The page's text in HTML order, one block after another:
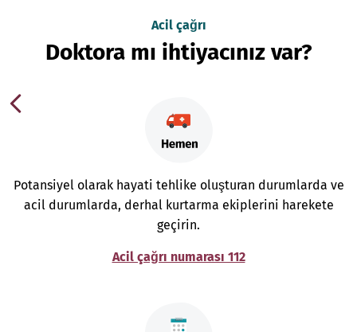
Acil çağrı
Doktora mı ihtiyacınız var?
Potansiyel olarak hayati tehlike oluşturan durumlarda ve
acil durumlarda, derhal kurtarma ekiplerini harekete
geçirin.
Acil çağrı numarası 112